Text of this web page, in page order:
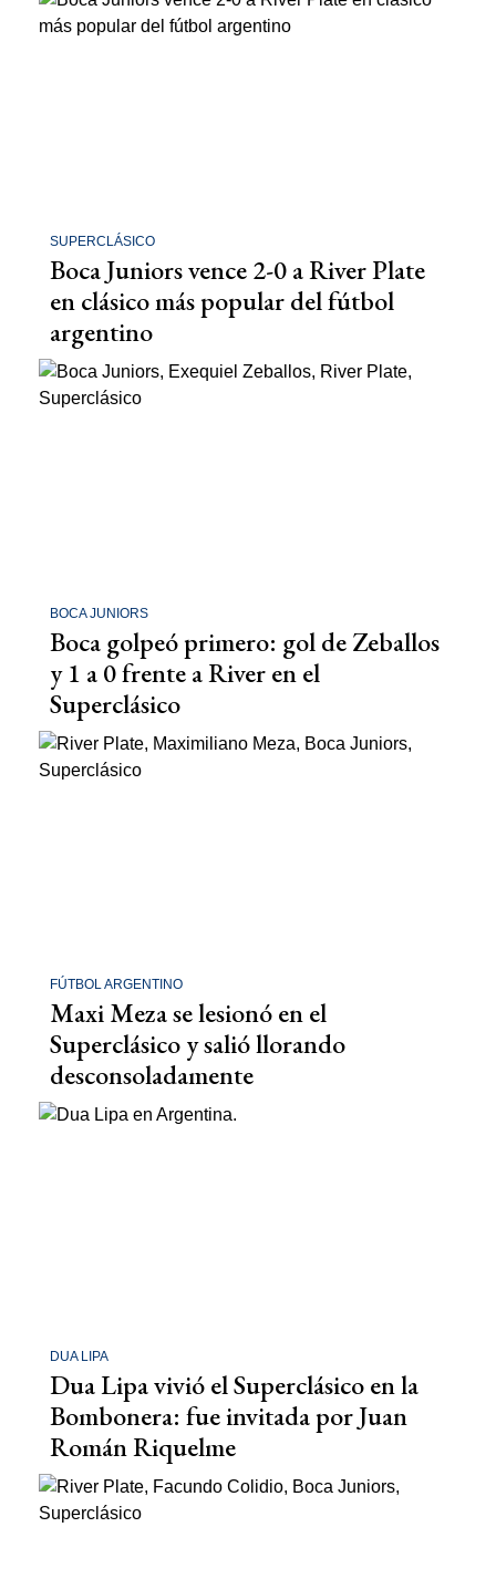
SUPERCLÁSICO
Boca Juniors vence 2-0 a River Plate
en clásico más popular del fútbol
argentino
BOCA JUNIORS
Boca golpeó primero: gol de Zeballos
y 1 a 0 frente a River en el
Superclásico
FÚTBOL ARGENTINO
Maxi Meza se lesionó en el
Superclásico y salió llorando
desconsoladamente
DUA LIPA
Dua Lipa vivió el Superclásico en la
Bombonera: fue invitada por Juan
Román Riquelme